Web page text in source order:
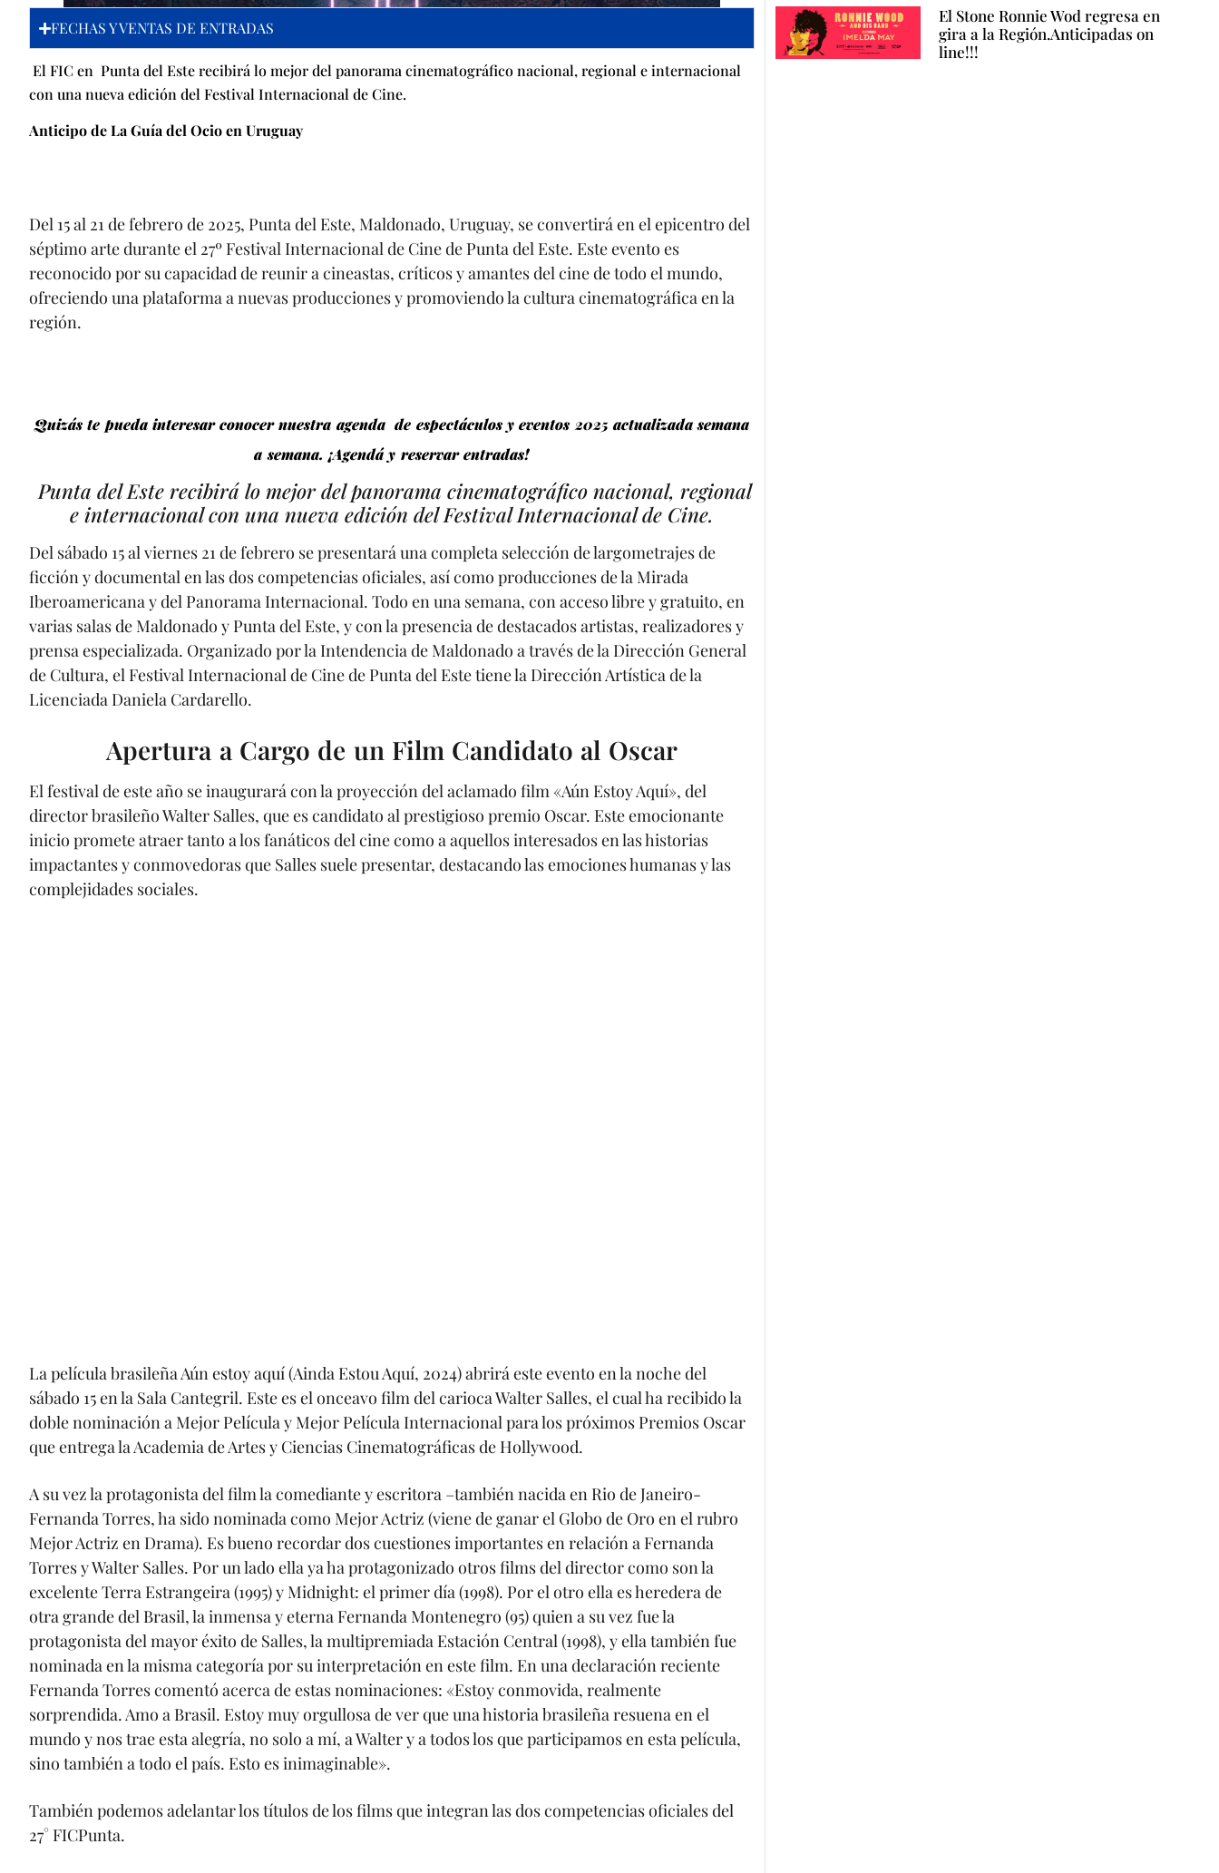
FECHAS Y VENTAS DE ENTRADAS
El FIC en Punta del Este recibirá lo mejor del panorama cinematográfico nacional, regional e internacional
con una nueva edición del Festival Internacional de Cine.
Anticipo de La Guía del Ocio en Uruguay
Del 15 al 21 de febrero de 2025, Punta del Este, Maldonado, Uruguay, se convertirá en el epicentro del
séptimo arte durante el 27º Festival Internacional de Cine de Punta del Este. Este evento es
reconocido por su capacidad de reunir a cineastas, críticos y amantes del cine de todo el mundo,
ofreciendo una plataforma a nuevas producciones y promoviendo la cultura cinematográfica en la
región.
Quizás te pueda interesar conocer nuestra agenda de espectáculos y eventos 2025 actualizada semana
a semana. ¡Agendá y reservar entradas!
Punta del Este recibirá lo mejor del panorama cinematográfico nacional, regional
e internacional con una nueva edición del Festival Internacional de Cine.
Del sábado 15 al viernes 21 de febrero se presentará una completa selección de largometrajes de
ficción y documental en las dos competencias oficiales, así como producciones de la Mirada
Iberoamericana y del Panorama Internacional. Todo en una semana, con acceso libre y gratuito, en
varias salas de Maldonado y Punta del Este, y con la presencia de destacados artistas, realizadores y
prensa especializada. Organizado por la Intendencia de Maldonado a través de la Dirección General
de Cultura, el Festival Internacional de Cine de Punta del Este tiene la Dirección Artística de la
Licenciada Daniela Cardarello.
Apertura a Cargo de un Film Candidato al Oscar
El festival de este año se inaugurará con la proyección del aclamado film «Aún Estoy Aquí», del
director brasileño Walter Salles, que es candidato al prestigioso premio Oscar. Este emocionante
inicio promete atraer tanto a los fanáticos del cine como a aquellos interesados en las historias
impactantes y conmovedoras que Salles suele presentar, destacando las emociones humanas y las
complejidades sociales.
La película brasileña Aún estoy aquí (Ainda Estou Aquí, 2024) abrirá este evento en la noche del
sábado 15 en la Sala Cantegril. Este es el onceavo film del carioca Walter Salles, el cual ha recibido la
doble nominación a Mejor Película y Mejor Película Internacional para los próximos Premios Oscar
que entrega la Academia de Artes y Ciencias Cinematográficas de Hollywood.
A su vez la protagonista del film la comediante y escritora –también nacida en Rio de Janeiro-
Fernanda Torres, ha sido nominada como Mejor Actriz (viene de ganar el Globo de Oro en el rubro
Mejor Actriz en Drama). Es bueno recordar dos cuestiones importantes en relación a Fernanda
Torres y Walter Salles. Por un lado ella ya ha protagonizado otros films del director como son la
excelente Terra Estrangeira (1995) y Midnight: el primer día (1998). Por el otro ella es heredera de
otra grande del Brasil, la inmensa y eterna Fernanda Montenegro (95) quien a su vez fue la
protagonista del mayor éxito de Salles, la multipremiada Estación Central (1998), y ella también fue
nominada en la misma categoría por su interpretación en este film. En una declaración reciente
Fernanda Torres comentó acerca de estas nominaciones: «Estoy conmovida, realmente
sorprendida. Amo a Brasil. Estoy muy orgullosa de ver que una historia brasileña resuena en el
mundo y nos trae esta alegría, no solo a mí, a Walter y a todos los que participamos en esta película,
sino también a todo el país. Esto es inimaginable».
También podemos adelantar los títulos de los films que integran las dos competencias oficiales del
27° FICPunta.
El Stone Ronnie Wod regresa en
gira a la Región.Anticipadas on
line!!!